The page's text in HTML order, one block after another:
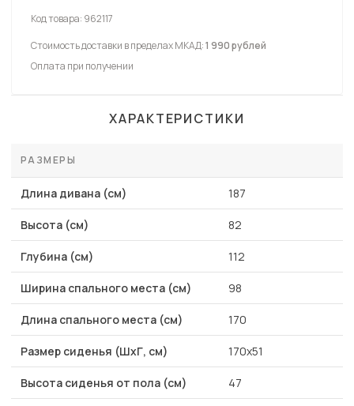
Левое
Код товара: 962117
Стоимость доставки в пределах МКАД:1 990 рублей
Оплата при получении
ХАРАКТЕРИСТИКИ
РАЗМЕРЫ
Длина дивана (см) 187
Высота (см) 82
Глубина (см) 112
Ширина спального места (см) 98
Длина спального места (см) 170
Размер сиденья (ШхГ, см) 170х51
Высота сиденья от пола (см) 47